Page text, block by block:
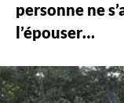
personne ne
l’épouser…